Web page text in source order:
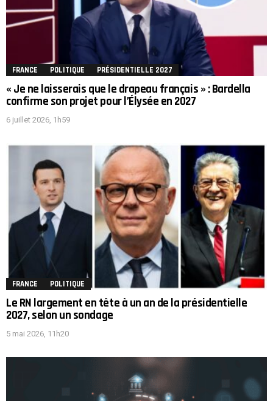
FRANCE POLITIQUE PRÉSIDENTIELLE 2027
« Je ne laisserais que le drapeau français » : Bardella
confirme son projet pour l’Élysée en 2027
6 juillet 2026, 1h59
FRANCE POLITIQUE
Le RN largement en tête à un an de la présidentielle
2027, selon un sondage
5 mai 2026, 11h20